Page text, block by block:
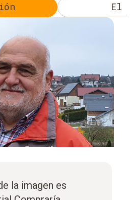
El
la imagen es